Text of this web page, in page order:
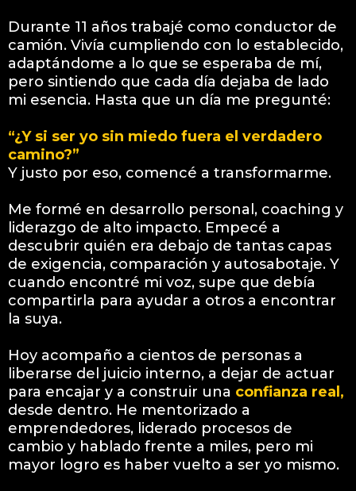
Durante 11 años trabajé como conductor de
camión. Vivía cumpliendo con lo establecido,
adaptándome a lo que se esperaba de mí,
pero sintiendo que cada día dejaba de lado
mi esencia. Hasta que un día me pregunté:
“¿Y si ser yo sin miedo fuera el verdadero
camino?”
Y justo por eso, comencé a transformarme.
Me formé en desarrollo personal, coaching y
liderazgo de alto impacto. Empecé a
descubrir quién era debajo de tantas capas
de exigencia, comparación y autosabotaje. Y
cuando encontré mi voz, supe que debía
compartirla para ayudar a otros a encontrar
la suya.
Hoy acompaño a cientos de personas a
liberarse del juicio interno, a dejar de actuar
para encajar y a construir una confianza real,
desde dentro. He mentorizado a
emprendedores, liderado procesos de
cambio y hablado frente a miles, pero mi
mayor logro es haber vuelto a ser yo mismo.